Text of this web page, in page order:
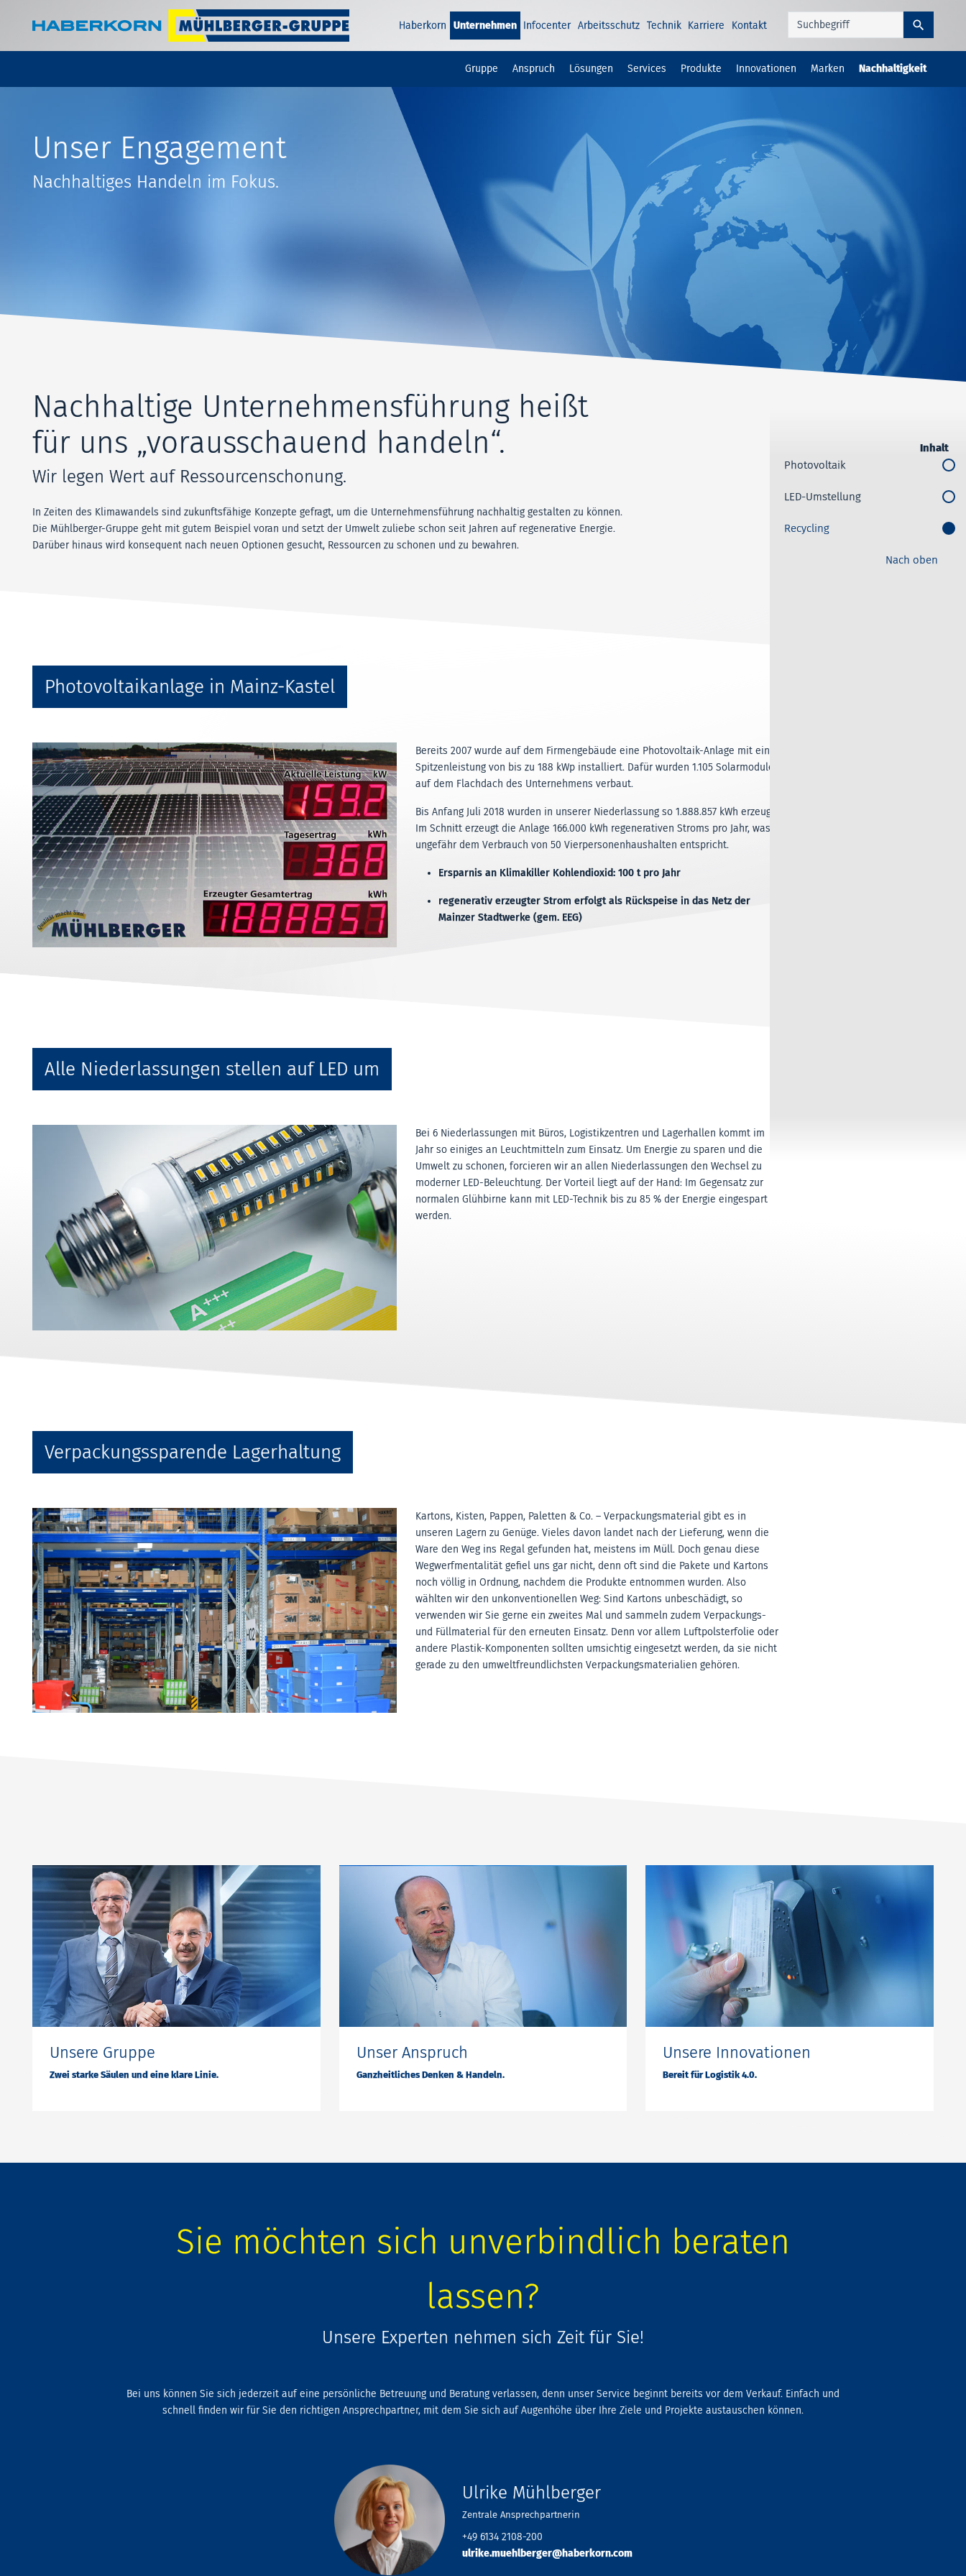
Haberkorn Unternehmen Infocenter Arbeitsschutz Technik Karriere Kontakt
Gruppe Anspruch Lösungen Services Produkte Innovationen Marken Nachhaltigkeit
Unser Engagement
Nachhaltiges Handeln im Fokus.
Nachhaltige Unternehmensführung heißt
für uns „vorausschauend handeln“.
Wir legen Wert auf Ressourcenschonung.
In Zeiten des Klimawandels sind zukunftsfähige Konzepte gefragt, um die Unternehmensführung nachhaltig gestalten zu können.
Die Mühlberger-Gruppe geht mit gutem Beispiel voran und setzt der Umwelt zuliebe schon seit Jahren auf regenerative Energie.
Darüber hinaus wird konsequent nach neuen Optionen gesucht, Ressourcen zu schonen und zu bewahren.
Photovoltaikanlage in Mainz-Kastel
Bereits 2007 wurde auf dem Firmengebäude eine Photovoltaik-Anlage mit einer
Spitzenleistung von bis zu 188 kWp installiert. Dafür wurden 1.105 Solarmodule
auf dem Flachdach des Unternehmens verbaut.
Bis Anfang Juli 2018 wurden in unserer Niederlassung so 1.888.857 kWh erzeugt.
Im Schnitt erzeugt die Anlage 166.000 kWh regenerativen Stroms pro Jahr, was
ungefähr dem Verbrauch von 50 Vierpersonenhaushalten entspricht.
Ersparnis an Klimakiller Kohlendioxid: 100 t pro Jahr
regenerativ erzeugter Strom erfolgt als Rückspeise in das Netz der
Mainzer Stadtwerke (gem. EEG)
Alle Niederlassungen stellen auf LED um
Bei 6 Niederlassungen mit Büros, Logistikzentren und Lagerhallen kommt im
Jahr so einiges an Leuchtmitteln zum Einsatz. Um Energie zu sparen und die
Umwelt zu schonen, forcieren wir an allen Niederlassungen den Wechsel zu
moderner LED-Beleuchtung. Der Vorteil liegt auf der Hand: Im Gegensatz zur
normalen Glühbirne kann mit LED-Technik bis zu 85 % der Energie eingespart
werden.
Verpackungssparende Lagerhaltung
Kartons, Kisten, Pappen, Paletten & Co. – Verpackungsmaterial gibt es in
unseren Lagern zu Genüge. Vieles davon landet nach der Lieferung, wenn die
Ware den Weg ins Regal gefunden hat, meistens im Müll. Doch genau diese
Wegwerfmentalität gefiel uns gar nicht, denn oft sind die Pakete und Kartons
noch völlig in Ordnung, nachdem die Produkte entnommen wurden. Also
wählten wir den unkonventionellen Weg: Sind Kartons unbeschädigt, so
verwenden wir Sie gerne ein zweites Mal und sammeln zudem Verpackungs-
und Füllmaterial für den erneuten Einsatz. Denn vor allem Luftpolsterfolie oder
andere Plastik-Komponenten sollten umsichtig eingesetzt werden, da sie nicht
gerade zu den umweltfreundlichsten Verpackungsmaterialien gehören.
Unsere Gruppe
Zwei starke Säulen und eine klare Linie.
Unser Anspruch
Ganzheitliches Denken & Handeln.
Unsere Innovationen
Bereit für Logistik 4.0.
Inhalt
Photovoltaik
LED-Umstellung
Recycling
Nach oben
Sie möchten sich unverbindlich beraten
lassen?
Unsere Experten nehmen sich Zeit für Sie!
Bei uns können Sie sich jederzeit auf eine persönliche Betreuung und Beratung verlassen, denn unser Service beginnt bereits vor dem Verkauf. Einfach und
schnell finden wir für Sie den richtigen Ansprechpartner, mit dem Sie sich auf Augenhöhe über Ihre Ziele und Projekte austauschen können.
Ulrike Mühlberger
Zentrale Ansprechpartnerin
+49 6134 2108-200
ulrike.muehlberger@haberkorn.com